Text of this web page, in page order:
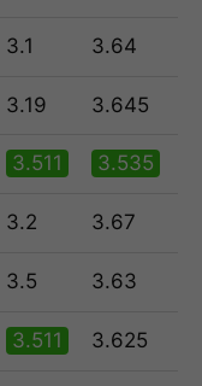
3.1 3.64
3.19 3.645
3.511 3.535
3.2 3.67
3.5 3.63
3.511 3.625